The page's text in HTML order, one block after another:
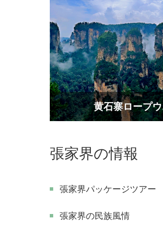
黄石寨ロープ
張家界の情報
張家界パッケージツアー
張家界の民族風情